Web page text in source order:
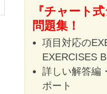
『チャート
問題集！
項目対応の
EXERCISES
詳しい解答編
ポート